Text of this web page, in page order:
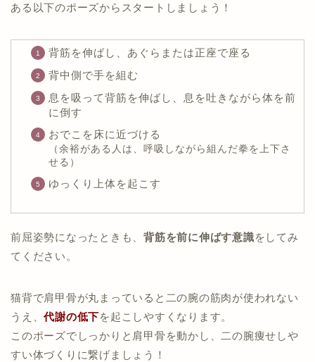
ある以下のポーズからスタートしましょう！
背筋を伸ばし、あぐらまたは正座で座る
背中側で手を組む
息を吸って背筋を伸ばし、息を吐きながら体を前
に倒す
おでこを床に近づける
（余裕がある人は、呼吸しながら組んだ拳を上下さ
せる）
ゆっくり上体を起こす
前屈姿勢になったときも、背筋を前に伸ばす意識をしてみ
てください。
猫背で肩甲骨が丸まっていると二の腕の筋肉が使われない
うえ、代謝の低下を起こしやすくなります。
このポーズでしっかりと肩甲骨を動かし、二の腕痩せしや
すい体づくりに繋げましょう！